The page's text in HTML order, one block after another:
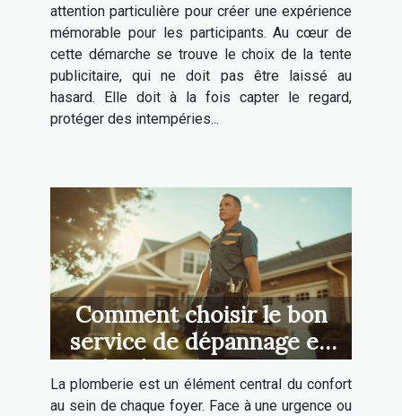
attention particulière pour créer une expérience
mémorable pour les participants. Au cœur de
cette démarche se trouve le choix de la tente
publicitaire, qui ne doit pas être laissé au
hasard. Elle doit à la fois capter le regard,
protéger des intempéries...
Comment choisir le bon
service de dépannage en
plomberie pour votre
maison
La plomberie est un élément central du confort
au sein de chaque foyer. Face à une urgence ou